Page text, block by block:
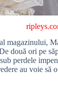
magazinului,
două ori pe
perdele
au voie să